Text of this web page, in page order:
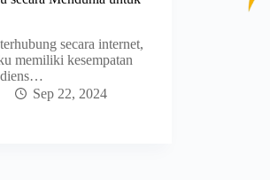
secara internet,
memiliki kesempatan
Sep 22, 2024